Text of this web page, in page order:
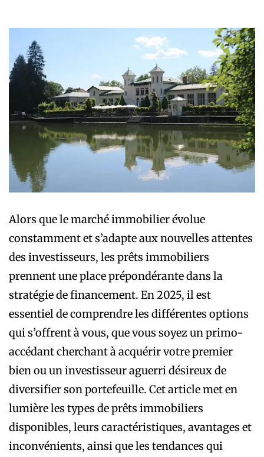
Alors que le marché immobilier évolue
constamment et s’adapte aux nouvelles attentes
des investisseurs, les prêts immobiliers
prennent une place prépondérante dans la
stratégie de financement. En 2025, il est
essentiel de comprendre les différentes options
qui s’offrent à vous, que vous soyez un primo-
accédant cherchant à acquérir votre premier
bien ou un investisseur aguerri désireux de
diversifier son portefeuille. Cet article met en
lumière les types de prêts immobiliers
disponibles, leurs caractéristiques, avantages et
inconvénients, ainsi que les tendances qui